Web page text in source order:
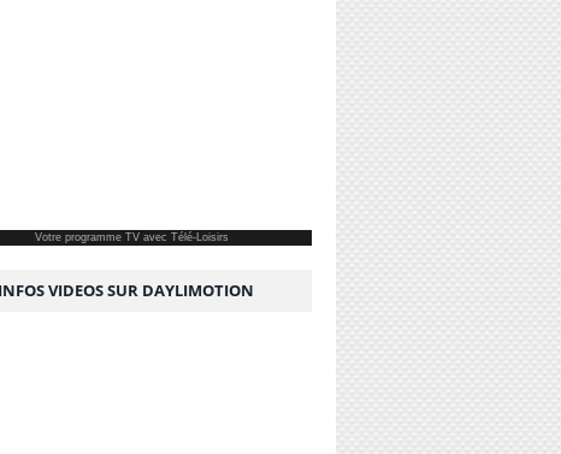
Votre programme TVavec Télé-Loisirs
VIDEOS SUR DAYLIMOTION